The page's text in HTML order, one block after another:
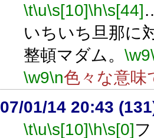
\t\u\s[10]\h\s[44]
いちいち旦那に
整頓マダム。 \w9
\w9\n色々な意味
07/01/14 20:43
\t\u\s[10]\h\s[0]